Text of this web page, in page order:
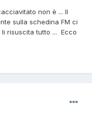
non è ... Il
sulla schedina FM ci
risuscita tutto ... Ecco